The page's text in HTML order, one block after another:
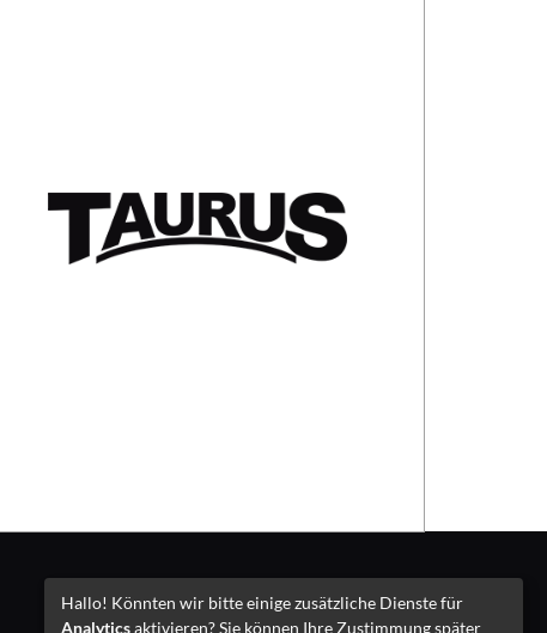
Impressum
Hallo! Könnten wir bitte einige zusätzliche Dienste für
Analyticsaktivieren? Sie können Ihre Zustimmung später